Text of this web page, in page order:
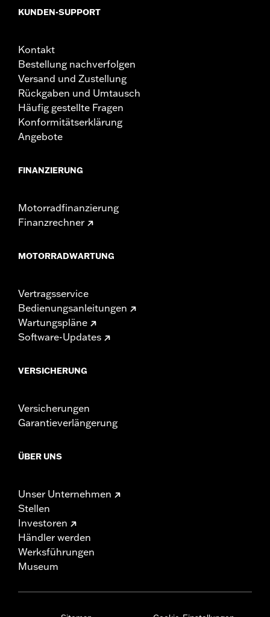
KUNDEN-SUPPORT
Kontakt
Bestellung nachverfolgen
Versand und Zustellung
Rückgaben und Umtausch
Häufig gestellte Fragen
Konformitätserklärung
Angebote
FINANZIERUNG
Motorradfinanzierung
Finanzrechner
MOTORRADWARTUNG
Vertragsservice
Bedienungsanleitungen
Wartungspläne
Software-Updates
VERSICHERUNG
Versicherungen
Garantieverlängerung
ÜBER UNS
Unser Unternehmen
Stellen
Investoren
Händler werden
Werksführungen
Museum